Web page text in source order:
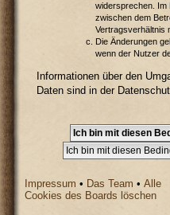
widersprechen. Im
zwischen dem
Vertragsverhältnis
Die Änderungen
wenn der Nutzer
Informationen über den
Daten sind in der
Impressum • Das Team •Alle
Cookies des Boards löschen